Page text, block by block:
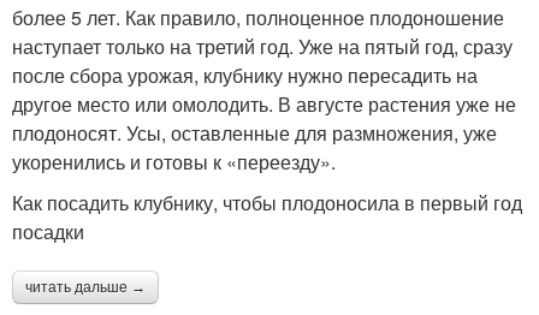
более 5 лет. Как правило, полноценное плодоношение
наступает только на третий год. Уже на пятый год, сразу
после сбора урожая, клубнику нужно пересадить на
другое место или омолодить. В августе растения уже не
плодоносят. Усы, оставленные для размножения, уже
укоренились и готовы к «переезду».
Как посадить клубнику, чтобы плодоносила в первый год
посадки
читать дальше →